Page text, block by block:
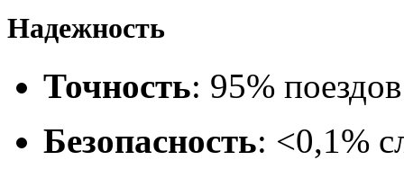
Надежность
Точность: 95%
Безопасность: <0,1%